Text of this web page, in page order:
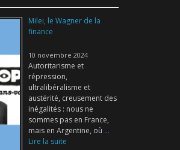
Milei, le Wagner de la
finance
10 novembre 2024
Autoritarisme et
répression,
ultralibéralisme et
austérité, creusement des
inégalités : nous ne
sommes pas en France,
mais en Argentine, où ...
Lire la suite